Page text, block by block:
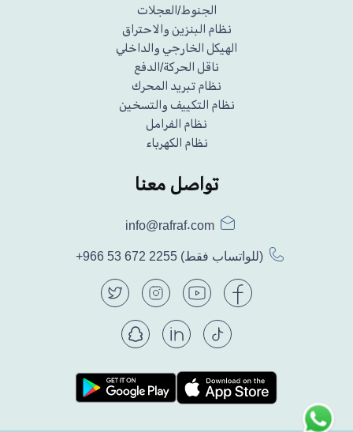
الجنوط/العجلات
نظام البنزين والاحتراق
الهيكل الخارجي والداخلي
ناقل الحركة/الدفع
نظام تبريد المحرك
نظام التكييف والتسخين
نظام الفرامل
نظام الكهرباء
تواصل معنا
info@rafraf.com
+966 53 672 2255 (للواتساب فقط)